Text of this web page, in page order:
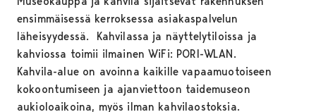
ensimmäisessä kerroksessa asiakaspalvelun
läheisyydessä. Kahvilassa ja näyttelytiloissa ja
kahviossa toimii ilmainen WiFi: PORI-WLAN.
Kahvila-alue on avoinna kaikille vapaamuotoiseen
kokoontumiseen ja ajanviettoon taidemuseon
aukioloaikoina, myös ilman kahvilaostoksia.